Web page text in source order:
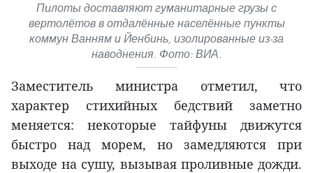
Пилоты доставляют гуманитарные грузы с
вертолётов в отдалённые населённые пункты
коммун Ванням и Йенбинь, изолированные из-за
наводнения. Фото: ВИА.
Заместитель министра отметил, что
характер стихийных бедствий заметно
меняется: некоторые тайфуны движутся
быстро над морем, но замедляются при
выходе на сушу, вызывая проливные дожди.